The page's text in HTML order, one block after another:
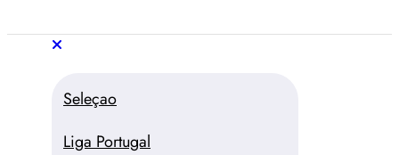
au
Trivela
L'actualité du football portugais
Seleçao
Liga Portugal